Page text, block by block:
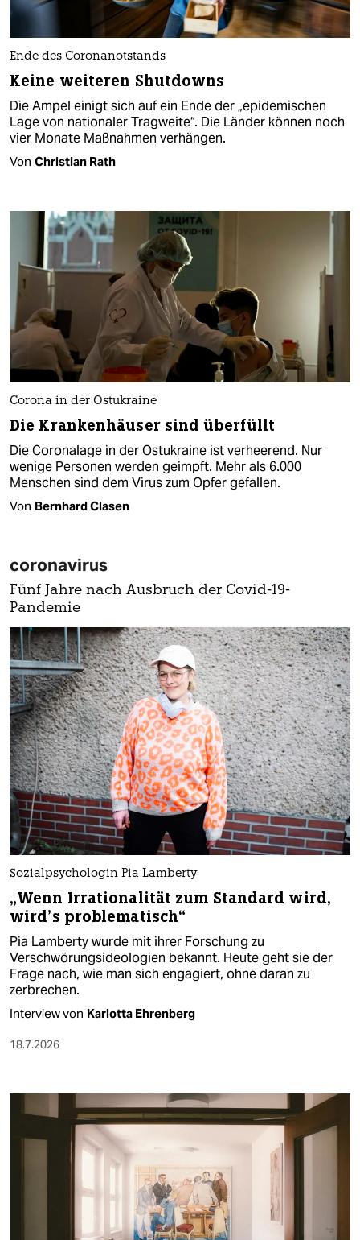
Ende des Coronanotstands
Keine weiteren Shutdowns
Die Ampel einigt sich auf ein Ende der „epidemischen
Lage von nationaler Tragweite“. Die Länder können noch
vier Monate Maßnahmen verhängen.
Von Christian Rath
Corona in der Ostukraine
Die Krankenhäuser sind überfüllt
Die Coronalage in der Ostukraine ist verheerend. Nur
wenige Personen werden geimpft. Mehr als 6.000
Menschen sind dem Virus zum Opfer gefallen.
Von Bernhard Clasen
coronavirus
Fünf Jahre nach Ausbruch der Covid-19-
Pandemie
Sozialpsychologin Pia Lamberty
„Wenn Irrationalität zum Standard wird,
wird’s problematisch“
Pia Lamberty wurde mit ihrer Forschung zu
Verschwörungsideologien bekannt. Heute geht sie der
Frage nach, wie man sich engagiert, ohne daran zu
zerbrechen.
Interview von Karlotta Ehrenberg
18.7.2026